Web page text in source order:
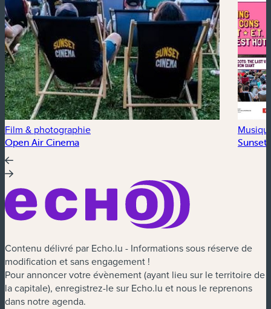
Film & photographie
Open Air Cinema Sunset
Contenu délivré par Echo.lu - Informations sous réserve de
modification et sans engagement !
Pour annoncer votre évènement (ayant lieu sur le territoire de
la capitale), enregistrez-le sur Echo.lu et nous le reprenons
dans notre agenda.